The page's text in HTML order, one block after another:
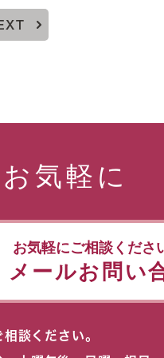
気軽に
お気軽にご相談くださ
メールお問い
談ください。